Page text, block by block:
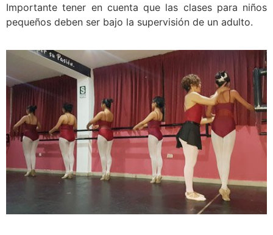
Importante tener en cuenta que las clases para niños
pequeños deben ser bajo la supervisión de un adulto.